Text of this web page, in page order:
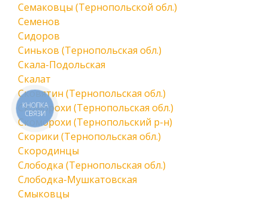
Семаковцы (Тернопольской обл.)
Семенов
Сидоров
Синьков (Тернопольская обл.)
Скала-Подольская
Скалат
Сковятин (Тернопольская обл.)
Скоморохи (Тернопольская обл.)
Скоморохи (Тернопольский р-н)
Скорики (Тернопольская обл.)
Скородинцы
Слободка (Тернопольская обл.)
Слободка-Мушкатовская
Смыковцы
КНОПКА
СВЯЗИ